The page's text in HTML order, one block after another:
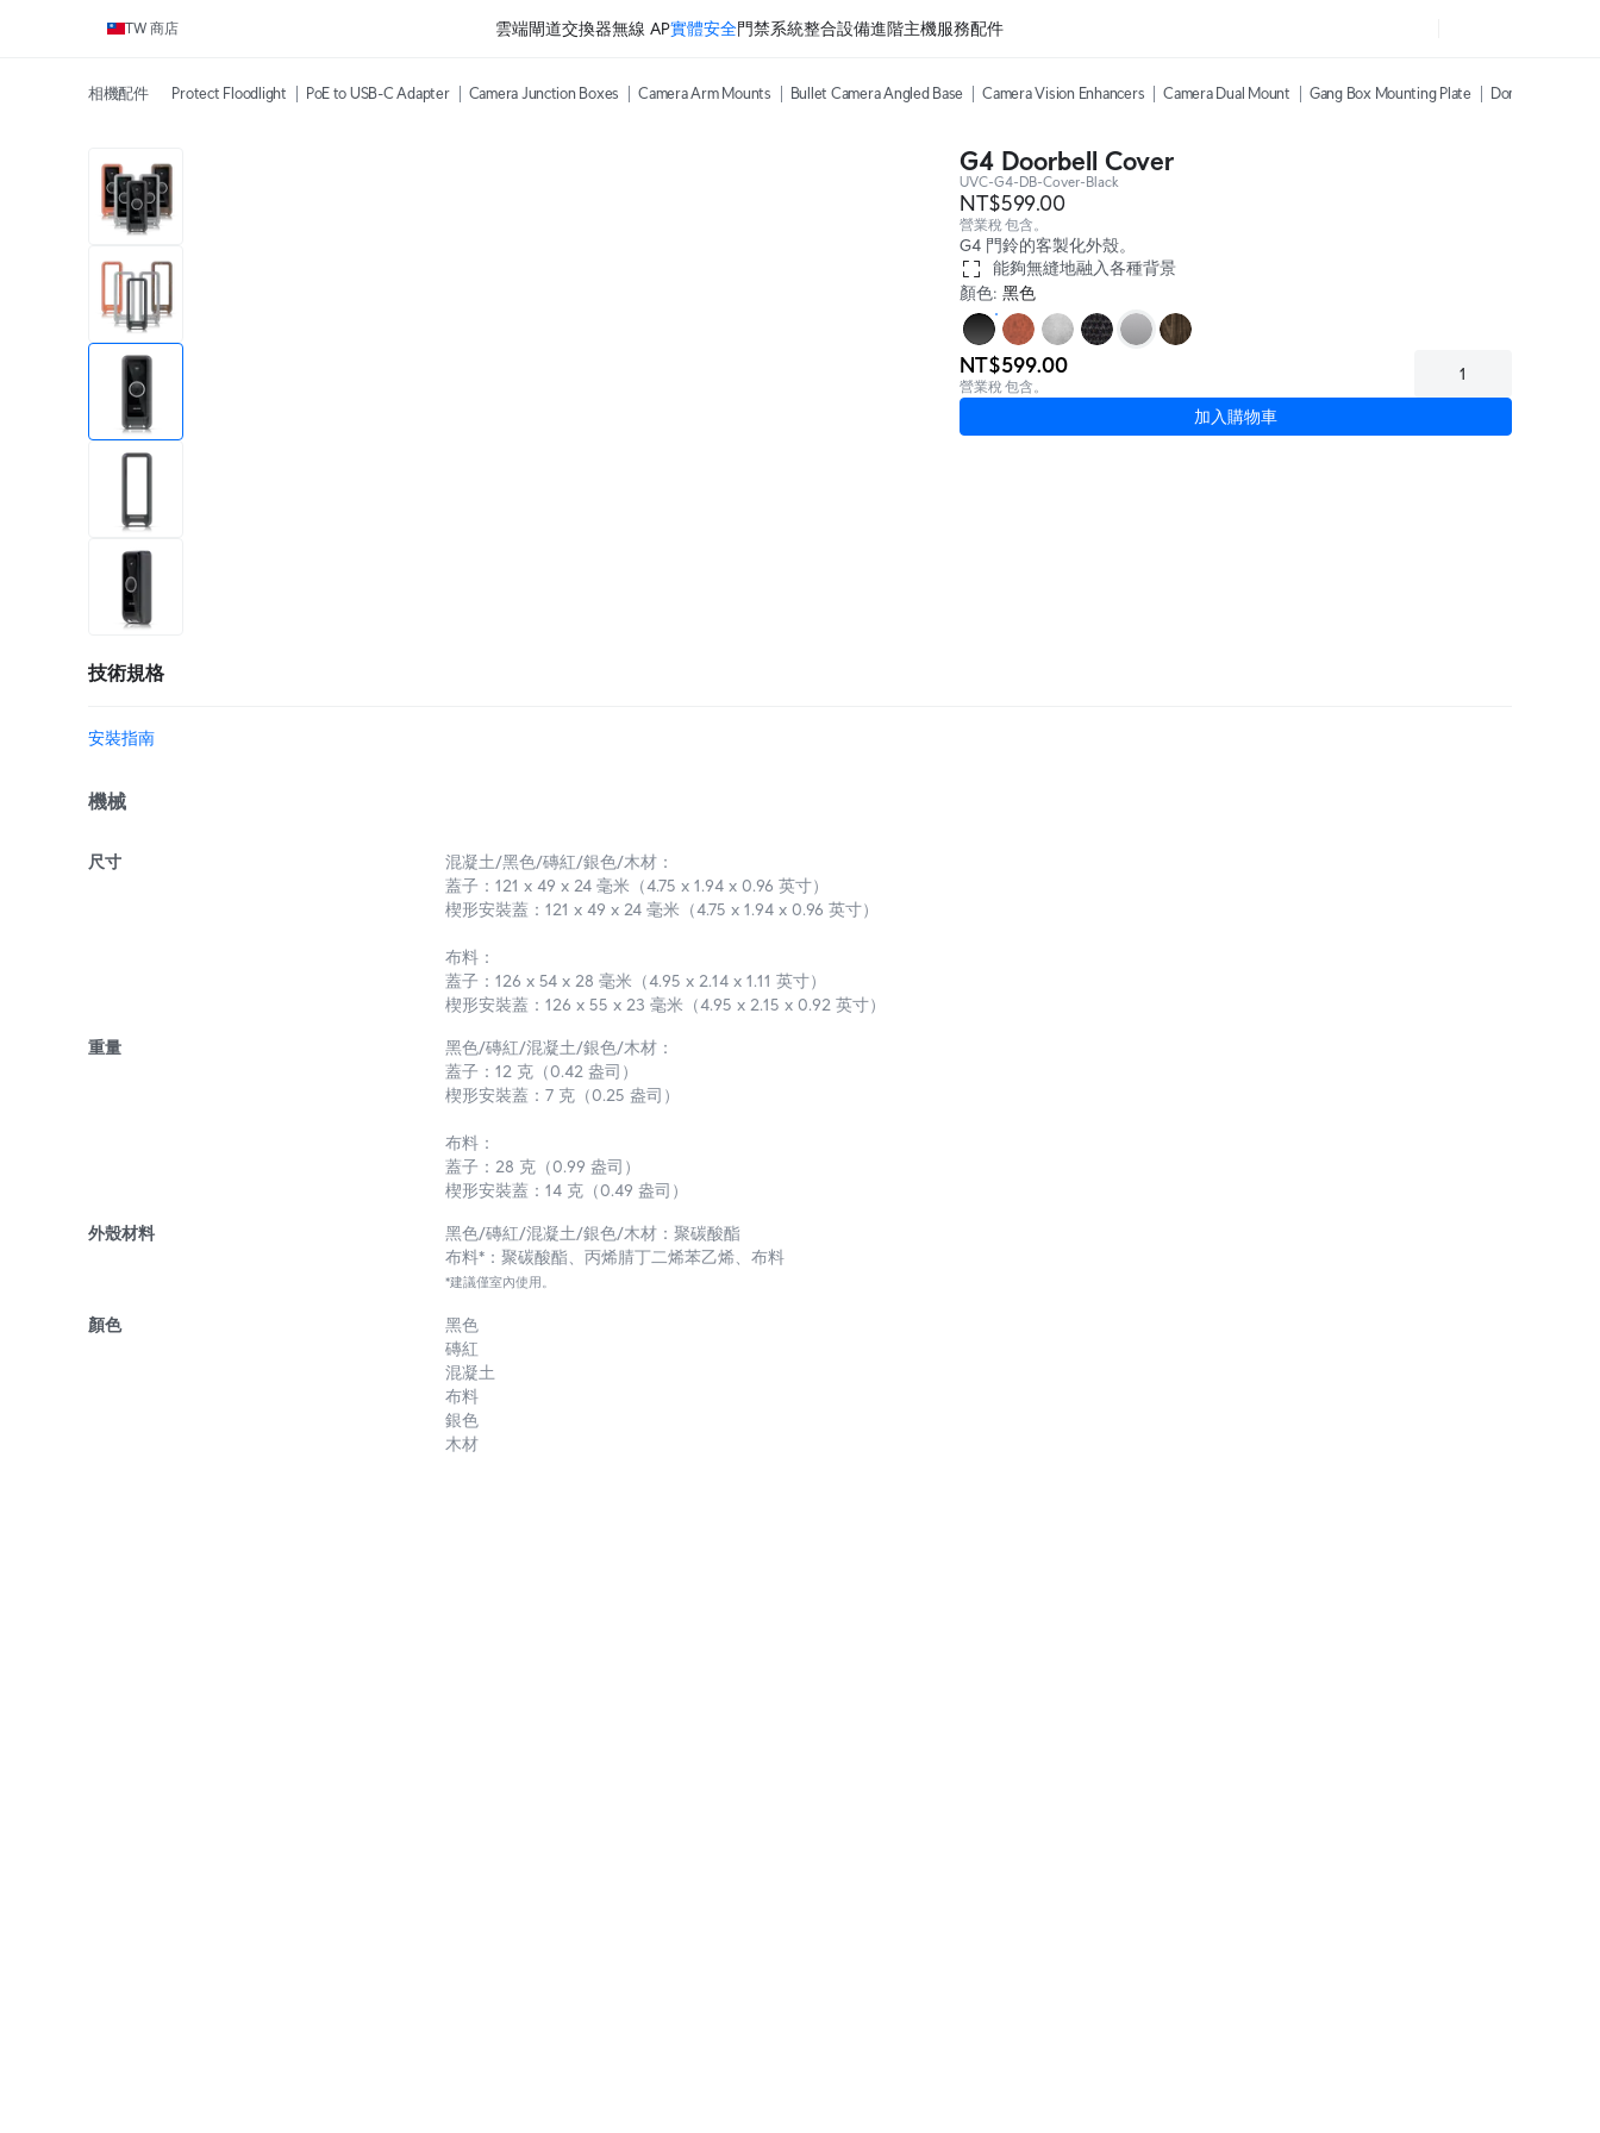
TW 商店 雲端閘道交換器無線 AP實體安全門禁系統整合設備進階主機服務配件
相機配件 Protect Floodlight PoE to USB-C Adapter Camera Junction Boxes Camera Arm Mounts Bullet Camera Angled Base Camera Vision Enhancers Camera Dual Mount Gang Box Mounting Plate Dome Camera
更多
G4 Doorbell Cover
UVC-G4-DB-Cover-Black
NT$599.00
營業稅 包含。
G4 門鈴的客製化外殼。
能夠無縫地融入各種背景
顏色: 黑色
NT$599.00
營業稅 包含。
加入購物車
技術規格
安裝指南
機械
尺寸
混凝土/黑色/磚紅/銀色/木材：
蓋子：121 x 49 x 24 毫米（4.75 x 1.94 x 0.96 英寸）
楔形安裝蓋：121 x 49 x 24 毫米（4.75 x 1.94 x 0.96 英寸）
布料：
蓋子：126 x 54 x 28 毫米（4.95 x 2.14 x 1.11 英寸）
楔形安裝蓋：126 x 55 x 23 毫米（4.95 x 2.15 x 0.92 英寸）
重量
黑色/磚紅/混凝土/銀色/木材：
蓋子：12 克（0.42 盎司）
楔形安裝蓋：7 克（0.25 盎司）
布料：
蓋子：28 克（0.99 盎司）
楔形安裝蓋：14 克（0.49 盎司）
外殼材料
黑色/磚紅/混凝土/銀色/木材：聚碳酸酯
布料*：聚碳酸酯、丙烯腈丁二烯苯乙烯、布料
*建議僅室內使用。
顏色
黑色
磚紅
混凝土
布料
銀色
木材